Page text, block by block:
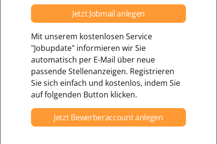
Jetzt Jobmail anlegen
Mit unserem kostenlosen Service
"Jobupdate" informieren wir Sie
automatisch per E-Mail über neue
passende Stellenanzeigen. Registrieren
Sie sich einfach und kostenlos, indem Sie
auf folgenden Button klicken.
Jetzt Bewerberaccount anlegen